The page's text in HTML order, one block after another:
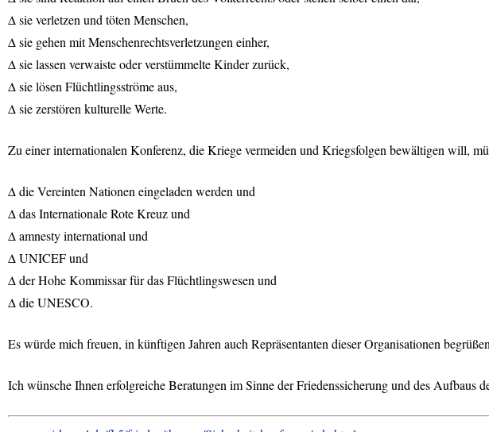
∆ sie verletzen und töten Menschen,
∆ sie gehen mit Menschenrechtsverletzungen einher,
∆ sie lassen verwaiste oder verstümmelte Kinder zurück,
∆ sie lösen Flüchtlingsströme aus,
∆ sie zerstören kulturelle Werte.
Zu einer internationalen Konferenz, die Kriege vermeiden und Kriegsfolgen bewältigen will,
∆ die Vereinten Nationen eingeladen werden und
∆ das Internationale Rote Kreuz und
∆ amnesty international und
∆UNICEFund
∆ der Hohe Kommissar für das Flüchtlingswesen und
∆ dieUNESCO.
Es würde mich freuen, in künftigen Jahren auch Repräsentanten dieser Organisationen
Ich wünsche Ihnen erfolgreiche Beratungen im Sinne der Friedenssicherung und des Aufbaus